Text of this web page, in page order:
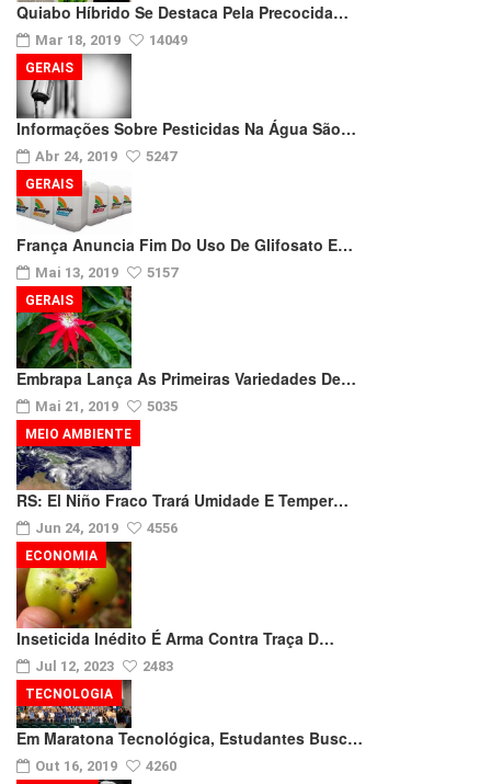
Quiabo Híbrido Se Destaca Pela Precocida…
Mar 18, 2019 14049
Informações Sobre Pesticidas Na Água São…
Abr 24, 2019 5247
GERAIS
França Anuncia Fim Do Uso De Glifosato E…
Mai 13, 2019 5157
GERAIS
Embrapa Lança As Primeiras Variedades De…
Mai 21, 2019 5035
GERAIS
RS: El Niño Fraco Trará Umidade E Temper…
Jun 24, 2019 4556
MEIO AMBIENTE
Inseticida Inédito É Arma Contra Traça D…
Jul 12, 2023 2483
ECONOMIA
Em Maratona Tecnológica, Estudantes Busc…
Out 16, 2019 4260
TECNOLOGIA